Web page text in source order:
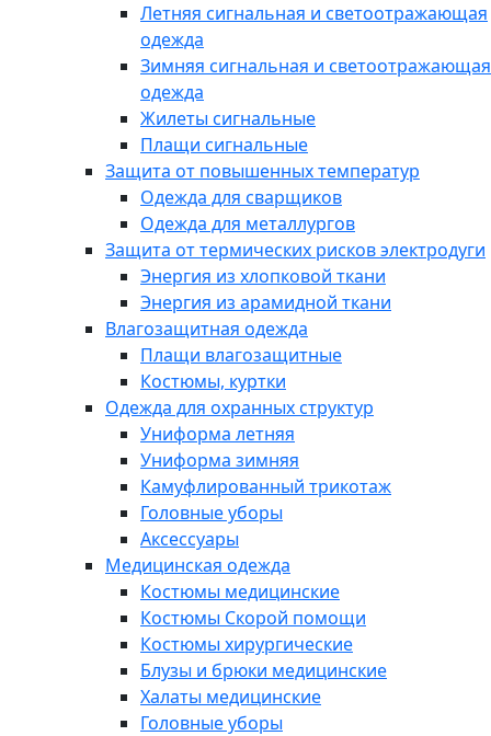
Летняя сигнальная и светоотражающая
одежда
Зимняя сигнальная и светоотражающая
одежда
Жилеты сигнальные
Плащи сигнальные
Защита от повышенных температур
Одежда для сварщиков
Одежда для металлургов
Защита от термических рисков электродуги
Энергия из хлопковой ткани
Энергия из арамидной ткани
Влагозащитная одежда
Плащи влагозащитные
Костюмы, куртки
Одежда для охранных структур
Униформа летняя
Униформа зимняя
Камуфлированный трикотаж
Головные уборы
Аксессуары
Медицинская одежда
Костюмы медицинские
Костюмы Скорой помощи
Костюмы хирургические
Блузы и брюки медицинские
Халаты медицинские
Головные уборы